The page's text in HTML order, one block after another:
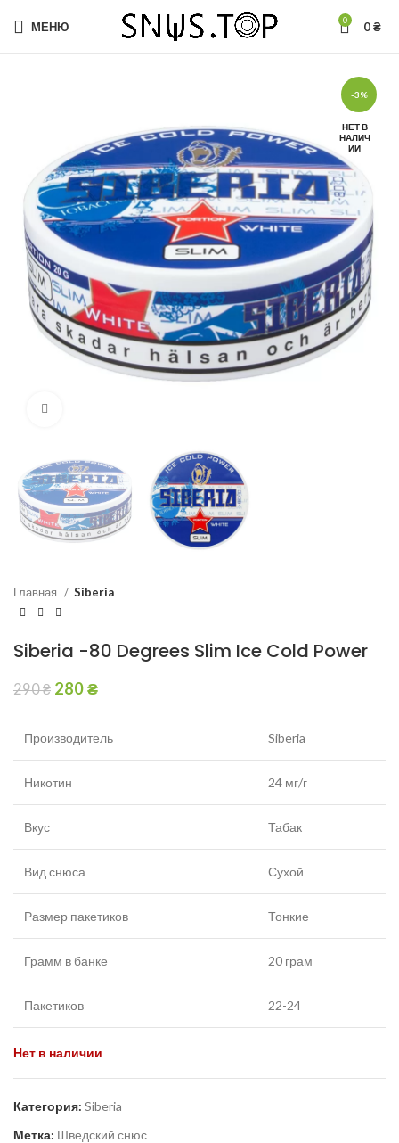
МЕНЮ 0 0₴
-3%
НЕТ В
НАЛИЧ
ИИ
Главная Siberia
Siberia -80 Degrees Slim Ice Cold Power
290₴ 280₴
Производитель Siberia
Никотин 24 мг/г
Вкус Табак
Вид снюса Сухой
Размер пакетиков Тонкие
Грамм в банке 20 грам
Пакетиков 22-24
Нет в наличии
Категория: Siberia
Метка: Шведский снюс